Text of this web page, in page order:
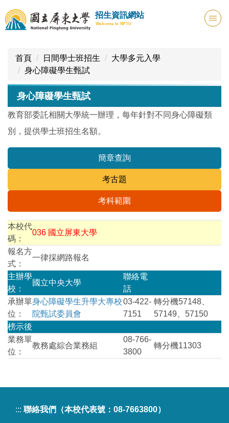
跳
到
主
招生資訊網站
Welcome to NPTU
首頁 日間學士班招生
大學多元入學
身心障礙學生甄試
身心障礙學生甄試
教育部委託相關大學統一辦理，每年針對不同身心障礙類
別，提供學士班招生名額。
簡章查詢
考古題
考科範圍
本校代
碼：
036 國立屏東大學
報名方
式：
一律採網路報名
主辦學
校：
國立中央大學
聯絡電
話
承辦單
位：
身心障礙學生升學大專校
院甄試委員會
03-422-
7151
轉分機57148、
57149、57150
榜示後
業務單
位：
教務處綜合業務組
08-766-
3800
轉分機11303
::: 聯絡我們（本校代表號：08-7663800）